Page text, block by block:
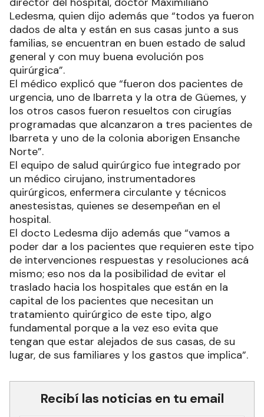
Ledesma, quien dijo además que “todos ya fueron
dados de alta y están en sus casas junto a sus
familias, se encuentran en buen estado de salud
general y con muy buena evolución pos
quirúrgica”.
El médico explicó que “fueron dos pacientes de
urgencia, uno de Ibarreta y la otra de Güemes, y
los otros casos fueron resueltos con cirugías
programadas que alcanzaron a tres pacientes de
Ibarreta y uno de la colonia aborigen Ensanche
Norte”.
El equipo de salud quirúrgico fue integrado por
un médico cirujano, instrumentadores
quirúrgicos, enfermera circulante y técnicos
anestesistas, quienes se desempeñan en el
hospital.
El docto Ledesma dijo además que “vamos a
poder dar a los pacientes que requieren este tipo
de intervenciones respuestas y resoluciones acá
mismo; eso nos da la posibilidad de evitar el
traslado hacia los hospitales que están en la
capital de los pacientes que necesitan un
tratamiento quirúrgico de este tipo, algo
fundamental porque a la vez eso evita que
tengan que estar alejados de sus casas, de su
lugar, de sus familiares y los gastos que implica”.
Recibí las noticias en tu email